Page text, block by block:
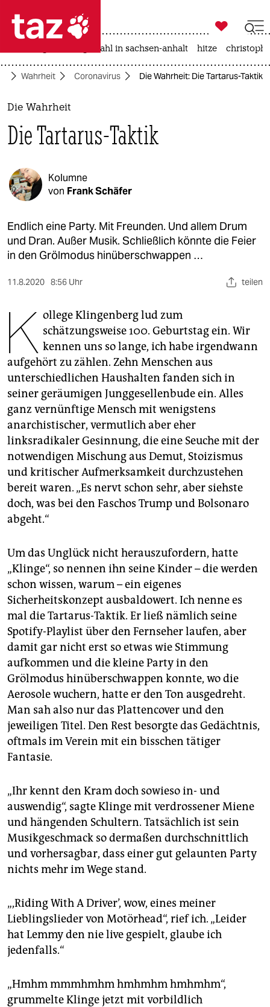
 taz zahl ich
taz zahl ich
themen
politik
öko
gesellschaft
kultur
sport
wahrheit
verlag
verlag
veranstaltungen
shop
fragen & hilfe
unterstützen
abo
genossenschaft

taz zahl ich
landtagswahl in sachsen-anhalt hitze
Wahrheit Coronavirus Die Wahrheit: Die Tartarus-Taktik
Die Wahrheit
Die Tartarus-Taktik
Kolumne
von Frank Schäfer
Endlich eine Party. Mit Freunden. Und allem Drum
und Dran. Außer Musik. Schließlich könnte die Feier
in den Grölmodus hinüberschwappen …
11.8.2020 8:56 Uhr teilen
K ollege Klingenberg lud zum
schätzungsweise 100. Geburtstag ein. Wir
kennen uns so lange, ich habe irgendwann
aufgehört zu zählen. Zehn Menschen aus
unterschiedlichen Haushalten fanden sich in
seiner geräumigen Junggesellenbude ein. Alles
ganz vernünftige Mensch mit wenigstens
anarchistischer, vermutlich aber eher
linksradikaler Gesinnung, die eine Seuche mit der
notwendigen Mischung aus Demut, Stoizismus
und kritischer Aufmerksamkeit durchzustehen
bereit waren. „Es nervt schon sehr, aber siehste
doch, was bei den Faschos Trump und Bolsonaro
abgeht.“
Um das Unglück nicht herauszufordern, hatte
„Klinge“, so nennen ihn seine Kinder – die werden
schon wissen, warum – ein eigenes
Sicherheitskonzept ausbaldowert. Ich nenne es
mal die Tartarus-Taktik. Er ließ nämlich seine
Spotify-Playlist über den Fernseher laufen, aber
damit gar nicht erst so etwas wie Stimmung
aufkommen und die kleine Party in den
Grölmodus hinüberschwappen konnte, wo die
Aerosole wuchern, hatte er den Ton ausgedreht.
Man sah also nur das Plattencover und den
jeweiligen Titel. Den Rest besorgte das Gedächtnis,
oftmals im Verein mit ein bisschen tätiger
Fantasie.
„Ihr kennt den Kram doch sowieso in- und
auswendig“, sagte Klinge mit verdrossener Miene
und hängenden Schultern. Tatsächlich ist sein
Musikgeschmack so dermaßen durchschnittlich
und vorhersagbar, dass einer gut gelaunten Party
nichts mehr im Wege stand.
„,Riding With A Driver’, wow, eines meiner
Lieblingslieder von Motörhead“, rief ich. „Leider
hat Lemmy den nie live gespielt, glaube ich
jedenfalls.“
„Hmhm mmmhmhm hmhmhm hmhmhm“,
grummelte Klinge jetzt mit vorbildlich